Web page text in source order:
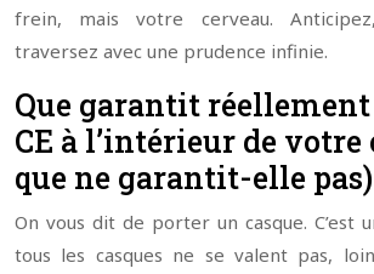
frein, mais votre cerveau.
traversez avec une prudence infinie.
Que garantit réellement
CE à l’intérieur de votre
que ne garantit-elle
On vous dit de porter un casque. C’est
tous les casques ne se valent pas,